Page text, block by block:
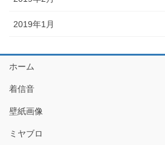
2019年1月
ホーム
着信音
壁紙画像
ミヤブロ